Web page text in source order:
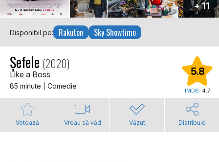
+ 11
Disponibil pe: Rakuten Sky Showtime
Șefele (2020)
Like a Boss
85 minute | Comedie
5.8
IMDB: 4.7
Votează Vreau să văd Văzut Distribuie